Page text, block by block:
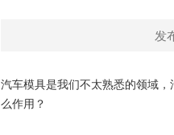
发
汽车模具是我们不太熟悉的领域
么作用？